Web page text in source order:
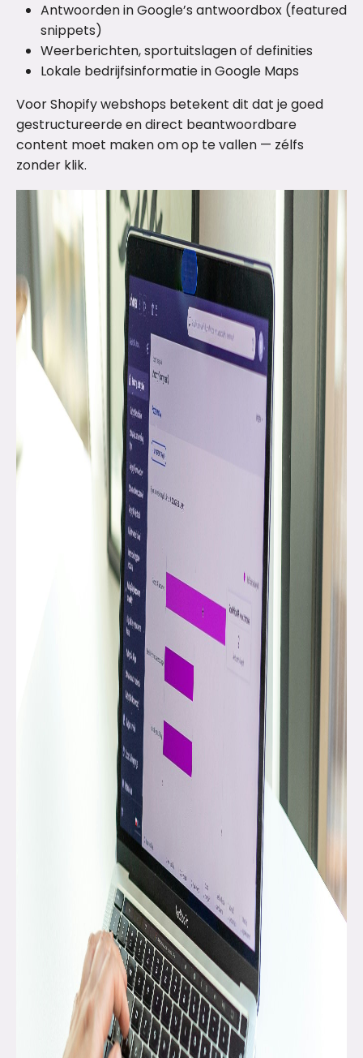
Antwoorden in Google’s antwoordbox (featured
snippets)
Weerberichten, sportuitslagen of definities
Lokale bedrijfsinformatie in Google Maps
Voor Shopify webshops betekent dit dat je goed
gestructureerde en direct beantwoordbare
content moet maken om op te vallen — zélfs
zonder klik.